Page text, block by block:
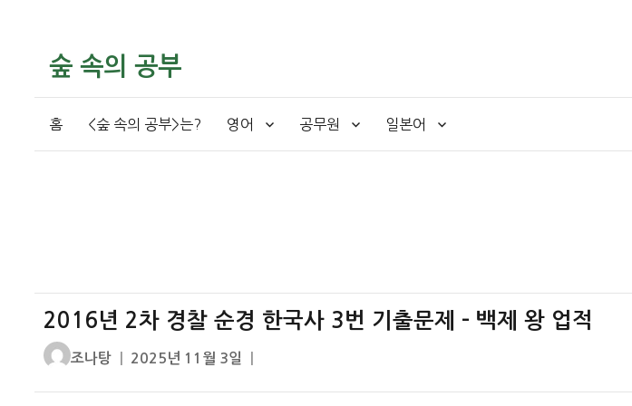
숲 속의 공부
홈 <숲 속의 공부>는? 영어 공무원 일본어
2016년 2차 경찰 순경 한국사 3번 기출문제 – 백제 왕 업적
글
조나탕
작
2025년 11월 3일